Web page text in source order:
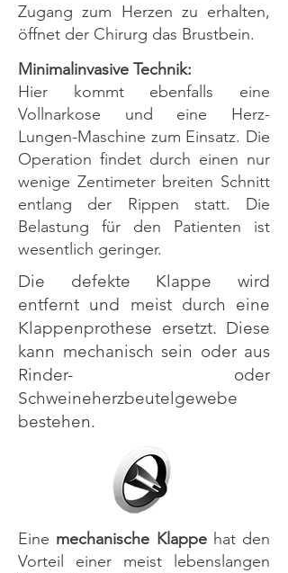
Zugang zum Herzen zu erhalten,
öffnet der Chirurg das Brustbein.
Minimalinvasive Technik:
Hier kommt ebenfalls eine
Vollnarkose und eine Herz-
Lungen-Maschine zum Einsatz. Die
Operation findet durch einen nur
wenige Zentimeter breiten Schnitt
entlang der Rippen statt. Die
Belastung für den Patienten ist
wesentlich geringer.
Die defekte Klappe wird
entfernt und meist durch eine
Klappenprothese ersetzt. Diese
kann mechanisch sein oder aus
Rinder- oder
Schweineherzbeutelgewebe
bestehen.
Eine mechanische Klappehat den
Vorteil einer meist lebenslangen